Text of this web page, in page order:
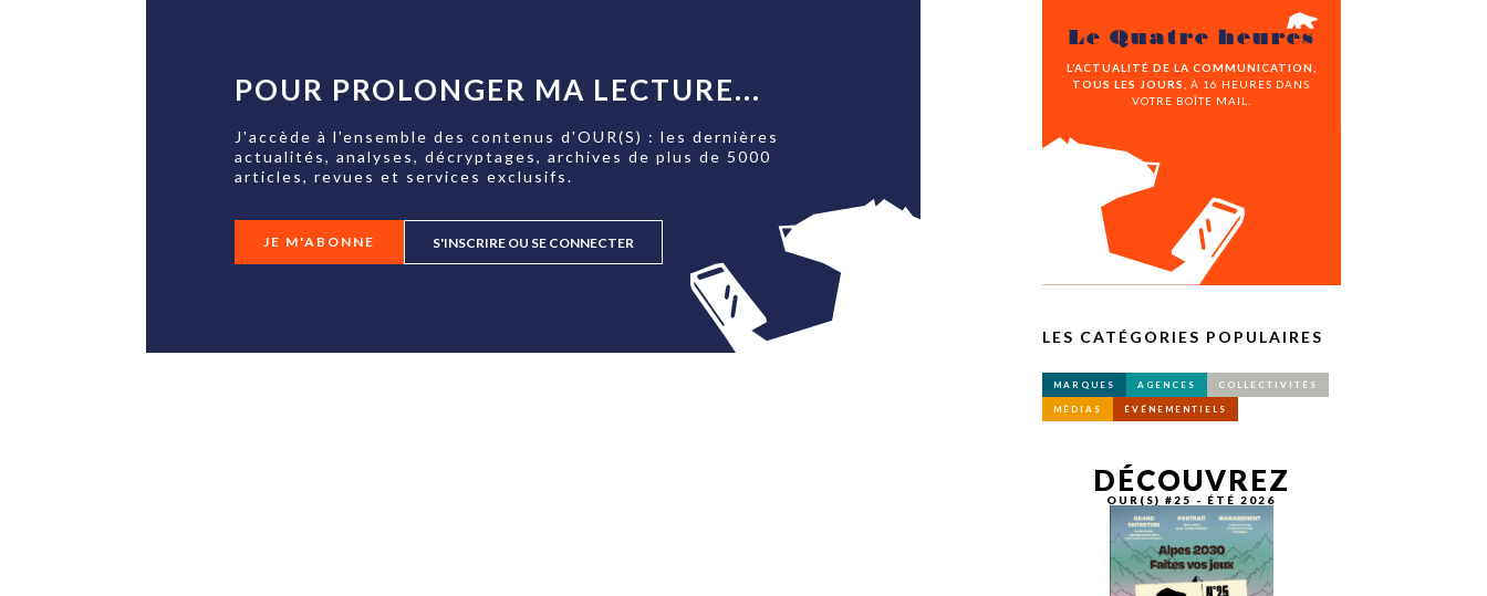
POUR PROLONGER MA LECTURE...
J'accède à l'ensemble des contenus d'OUR(S) : les dernières
actualités, analyses, décryptages, archives de plus de 5000
articles, revues et services exclusifs.
JE M'ABONNE S'INSCRIRE OU SE CONNECTER
Le Quatre heures
L’ACTUALITÉ DE LA COMMUNICATION,
TOUS LES JOURS,
À 16 HEURES DANS
VOTRE BOÎTE MAIL.
LES CATÉGORIES POPULAIRES
MARQUES AGENCES COLLECTIVITÉS
MÉDIAS ÉVÉNEMENTIELS
DÉCOUVREZ
OUR(S) #25 - ÉTÉ 2026